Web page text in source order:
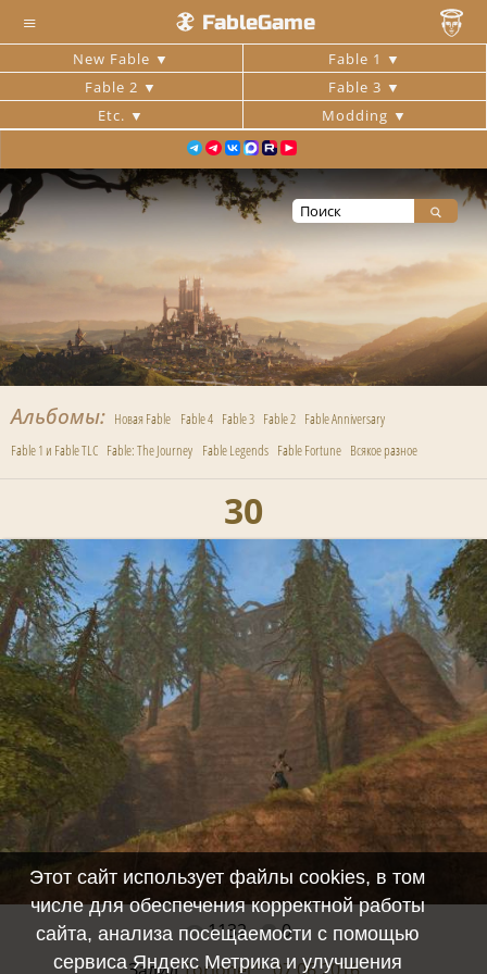
≡ FableGame
New Fable
Fable 1
Fable 2
Fable 3
Etc.
Modding
Альбомы Новая Fable Fable 4 Fable 3 Fable 2 Fable Anniversary
Fable 1 и Fable TLC Fable: The Journey Fable Legends Fable Fortune Всякое разное
30
Полный размер -640x480/ 95.3Kb
1132
0
ЗалилTorionel™, 07.06.2016
Этот сайт использует файлы cookies, в том
числе для обеспечения корректной работы
сайта, анализа посещаемости с помощью
сервиса Яндекс Метрика и улучшения